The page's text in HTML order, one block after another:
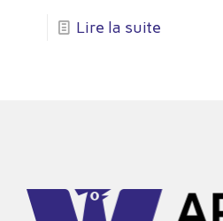
Lire la suite